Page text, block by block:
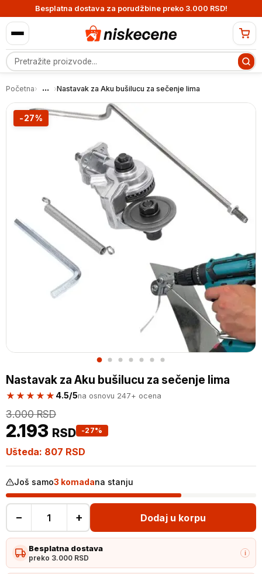
Besplatna dostava za porudžbine preko 3.000 RSD!
Pretraga proizvoda
Početna› ... ›Nastavak za Aku bušilucu za sečenje lima
-27%
Nastavak za Aku bušilucu za sečenje lima
★★★★★ 4.5/5na osnovu 247+ ocena
-27%
2.193 RSD
3.000RSD
Ušteda: 807 RSD
Još samo3 komadana stanju
za
Aku
bušilucu
− + Dodaj u korpu
Besplatna dostava
preko 3.000 RSD
i